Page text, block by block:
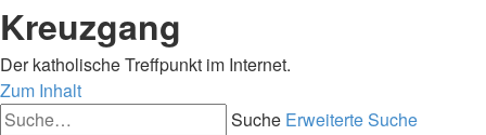
Kreuzgang
Der katholische Treffpunkt im Internet.
Zum Inhalt
Suche Erweiterte Suche